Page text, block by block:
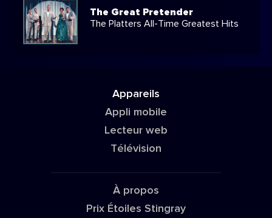
The Great Pretender
The Platters All-Time Greatest Hits
Appareils
Appli mobile
Lecteur web
Télévision
À propos
Prix Étoiles Stingray